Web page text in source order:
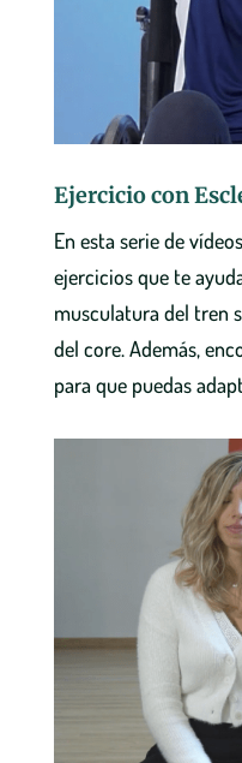
Ejercicio con
En esta serie de
ejercicios que te
musculatura del tren
del core. Además,
para que puedas